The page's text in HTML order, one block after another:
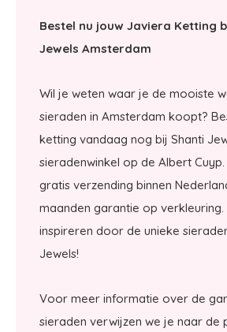
Bestel nu jouw Javiera Ketting
Jewels Amsterdam
Wil je weten waar je de mooiste
sieraden in Amsterdam koopt?
ketting vandaag nog bij Shanti
sieradenwinkel op de Albert
gratis verzending binnen
maanden garantie op verkleuring.
inspireren door de unieke
Jewels!
Voor meer informatie over de
sieraden verwijzen we je naar de